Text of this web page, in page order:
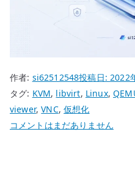
作者: si62512548投稿日:2022
タグ: KVM, libvirt, Linux,
viewer,VNC,仮想化
virt-
コメントはまだありません